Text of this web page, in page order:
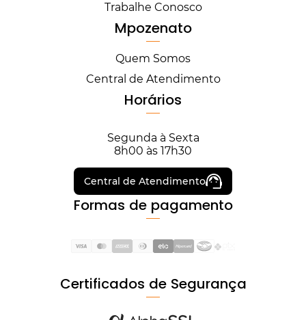
Trabalhe Conosco
Mpozenato
Quem Somos
Central de Atendimento
Horários
Segunda à Sexta
8h00 às 17h30
Central de Atendimento
Formas de pagamento
Certificados de Segurança